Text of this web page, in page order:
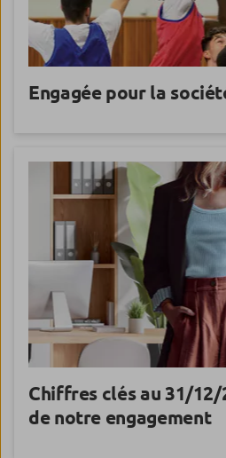
Engagée pour la
Chiffres clés au 31/12/
de notre engagement